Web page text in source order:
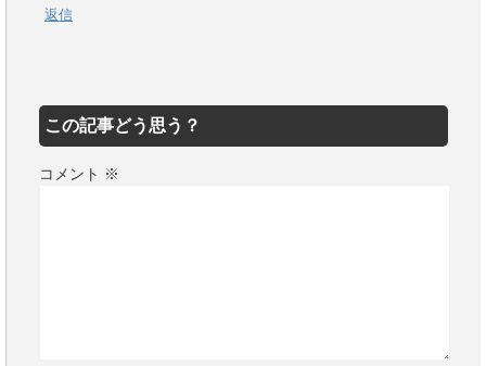
返信
この記事どう思う？
コメント ※